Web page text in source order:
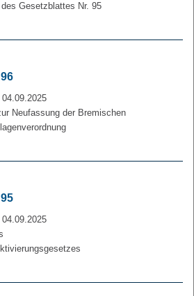
Gesetzblattes Nr. 95
04.09.2025
Neufassung der Bremischen
04.09.2025